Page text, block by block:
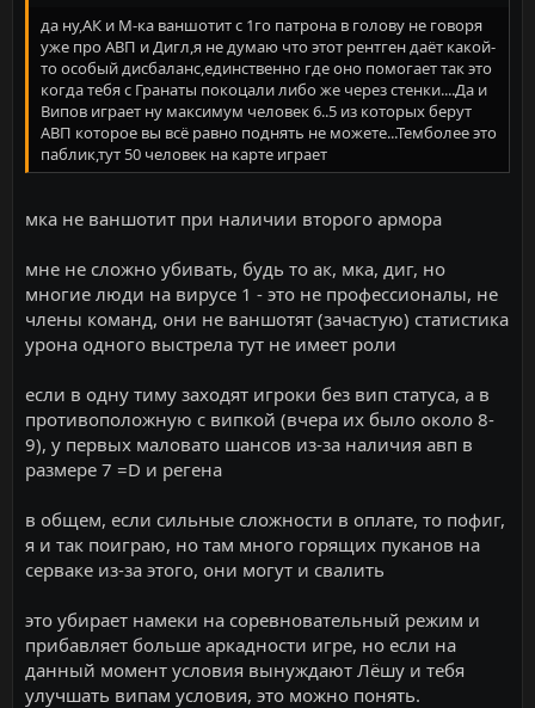
да ну,АК и М-ка ваншотит с 1го патрона в голову не говоря
уже про АВП и Дигл,я не думаю что этот рентген даёт какой-
то особый дисбаланс,единственно где оно помогает так это
когда тебя с Гранаты покоцали либо же через стенки....Да и
Випов играет ну максимум человек 6..5 из которых берут
АВП которое вы всё равно поднять не можете...Темболее это
паблик,тут 50 человек на карте играет
мка не ваншотит при наличии второго армора
мне не сложно убивать, будь то ак, мка, диг, но
многие люди на вирусе 1 - это не профессионалы, не
члены команд, они не ваншотят (зачастую) статистика
урона одного выстрела тут не имеет роли
если в одну тиму заходят игроки без вип статуса, а в
противоположную с випкой (вчера их было около 8-
9), у первых маловато шансов из-за наличия авп в
размере 7 =D и регена
в общем, если сильные сложности в оплате, то пофиг,
я и так поиграю, но там много горящих пуканов на
серваке из-за этого, они могут и свалить
это убирает намеки на соревновательный режим и
прибавляет больше аркадности игре, но если на
данный момент условия вынуждают Лёшу и тебя
улучшать випам условия, это можно понять.